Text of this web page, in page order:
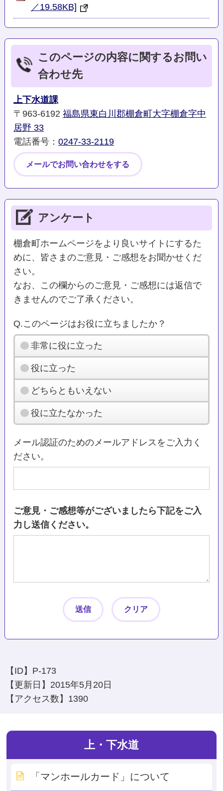
／19.58KB]
このページの内容に関するお問い
合わせ先
上下水道課
〒963-6192福島県東白川郡棚倉町大字棚倉字中
居野 33
電話番号：0247-33-2119
メールでお問い合わせをする
アンケート
棚倉町ホームページをより良いサイトにするた
めに、皆さまのご意見・ご感想をお聞かせくだ
さい。
なお、この欄からのご意見・ご感想には返信で
きませんのでご了承ください。
Q.このページはお役に立ちましたか？
非常に役に立った
役に立った
どちらともいえない
役に立たなかった
メール認証のためのメールアドレスをご入力く
ださい。
ご意見・ご感想等がございましたら下記をご入
力し送信ください。
【ID】 P-173
【更新日】 2015年5月20日
【アクセス数】 1390
上・下水道
「マンホールカード」について